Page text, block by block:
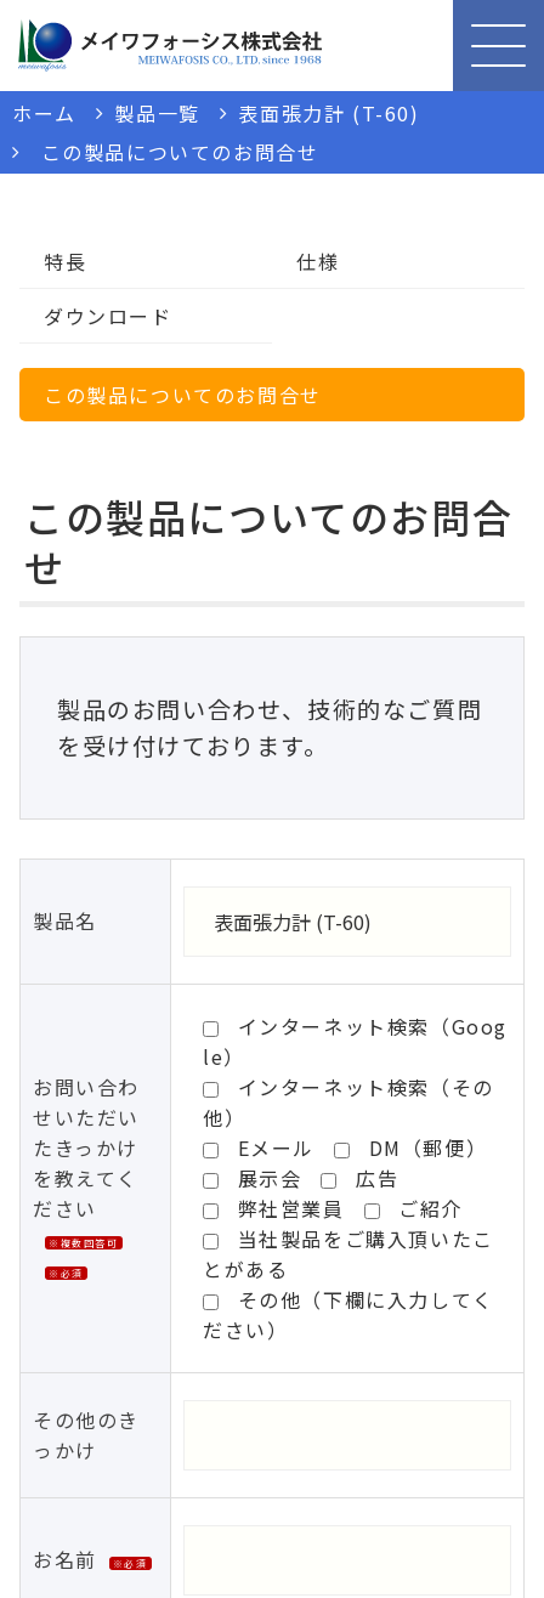
ホーム 製品一覧
表面張力計 (T-60)
この製品についてのお問合せ
特長
仕様
ダウンロード
この製品についてのお問合せ
この製品についてのお問合
せ
製品のお問い合わせ、技術的なご質問
を受け付けております。
製品名
お問い合わ
せいただい
たきっかけ
を教えてく
ださい
※複数回答可
※必須
インターネット検索（Goog
le）
インターネット検索（その
他）
Eメール
DM（郵便）
展示会
広告
弊社営業員
ご紹介
当社製品をご購入頂いたこ
とがある
その他（下欄に入力してく
ださい）
その他のき
っかけ
お名前 ※必須